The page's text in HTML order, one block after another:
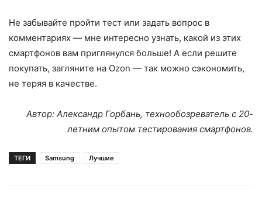
Не забывайте пройти тест или задать вопрос в
комментариях — мне интересно узнать, какой из этих
смартфонов вам приглянулся больше! А если решите
покупать, загляните на Ozon — так можно сэкономить,
не теряя в качестве.
Автор: Александр Горбань, технообозреватель с 20-
летним опытом тестирования смартфонов.
ТЕГИ Samsung Лучшие